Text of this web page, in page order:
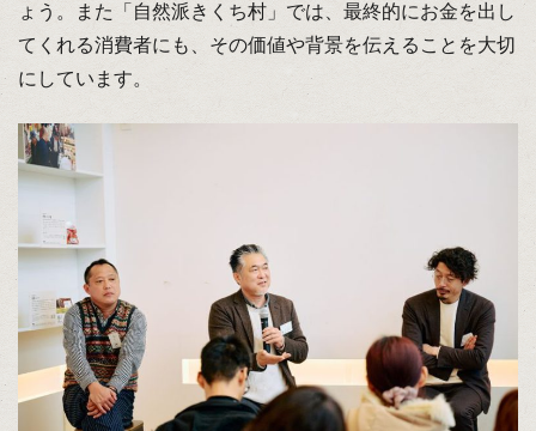
ょう。また「自然派きくち村」では、最終的にお金を出し
てくれる消費者にも、その価値や背景を伝えることを大切
にしています。